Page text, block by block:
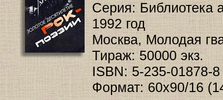
Серия: Библиотека
1992 год
Москва, Молодая
Тираж: 50000 экз.
ISBN: 5-235-01878-8
Формат: 60x90/16